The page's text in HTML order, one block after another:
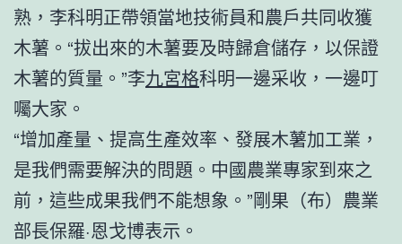
熟，李科明正帶領當地技術員和農戶共同收獲
木薯。“拔出來的木薯要及時歸倉儲存，以保證
木薯的質量。”李九宮格科明一邊采收，一邊叮
囑大家。
“增加產量、提高生產效率、發展木薯加工業，
是我們需要解決的問題。中國農業專家到來之
前，這些成果我們不能想象。”剛果（布）農業
部長保羅·恩戈博表示。